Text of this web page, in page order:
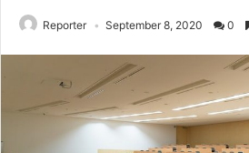
Reporter September 8, 2020 0